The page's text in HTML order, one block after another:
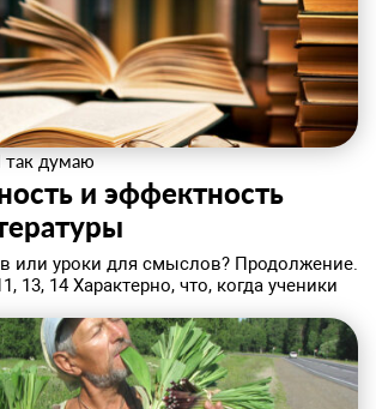
так думаю
и эффектность
или уроки для смыслов? Продолжение.
13, 14 Характерно, что, когда ученики